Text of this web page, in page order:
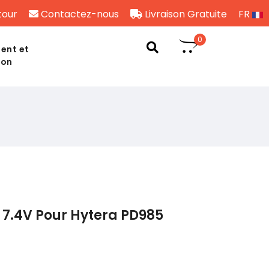
Contactez-nous Livraison Gratuite FR
et
0
Pour Hytera PD985